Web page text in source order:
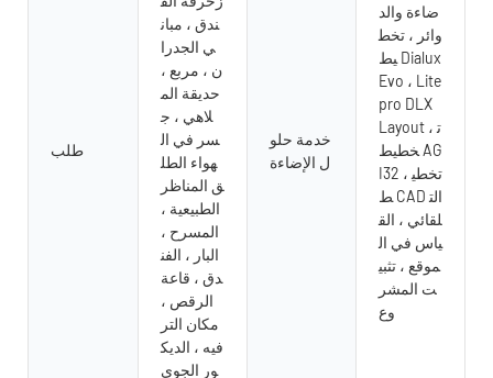
طلب
ندق ، مبان
ي الجدرا
ن ، مربع ،
حديقة الم
لاهي ، ج
سر في ال
هواء الطل
ق المناظر
الطبيعية ،
المسرح ،
البار ، الفن
دق ، قاعة
الرقص ،
مكان التر
فيه ، الديك
ور الجوي
خدمة حلو
ل الإضاءة
ضاءة والد
وائر ، تخط
يط Dialux
Evo ، Lite
pro DLX
Layout ، ت
خطيط AG
I32 ، تخطي
ط CAD الت
لقائي ، الق
ياس في ال
موقع ، تثبي
ت المشر
وع